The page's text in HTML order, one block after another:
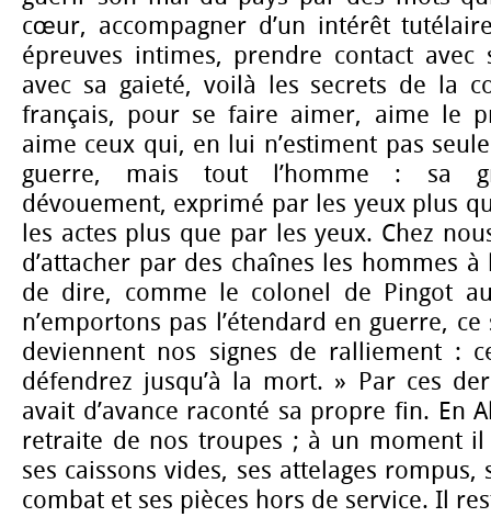
cœur, accompagner d’un intérêt
épreuves intimes, prendre contact
avec sa gaieté, voilà les secrets de la
français, pour se faire aimer, aime le
aime ceux qui, en lui n’estiment pas
guerre, mais tout l’homme : sa
dévouement, exprimé par les yeux plus
les actes plus que par les yeux. Chez
d’attacher par des chaînes les hommes
de dire, comme le colonel de Pingot
n’emportons pas l’étendard en guerre,
deviennent nos signes de ralliement :
défendrez jusqu’à la mort. » Par ces
avait d’avance raconté sa propre fin. En
retraite de nos troupes ; à un moment il
ses caissons vides, ses attelages rompus,
combat et ses pièces hors de service. Il